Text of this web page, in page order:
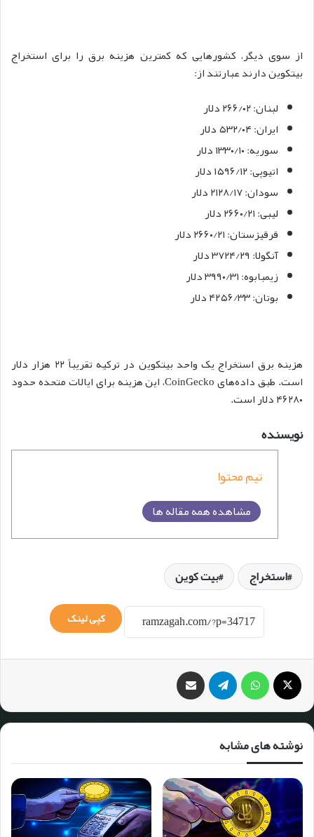
از سوی دیگر، کشورهایی که کمترین هزینه برق را برای استخراج
بیتکوین دارند عبارتند از:
لبنان: ۲۶۶/۰۲ دلار
ایران: ۵۳۲/۰۴ دلار
سوریه: ۱۳۳۰/۱۰ دلار
اتیوپی: ۱۵۹۶/۱۲ دلار
سودان: ۲۱۲۸/۱۷ دلار
لیبی: ۲۶۶۰/۲۱ دلار
قرقیزستان: ۲۶۶۰/۲۱ دلار
آنگولا: ۳۷۲۴/۲۹ دلار
زیمبابوه: ۳۹۹۰/۳۱ دلار
بوتان: ۴۲۵۶/۳۳ دلار
هزینه برق استخراج یک واحد بیتکوین در ترکیه تقریباً ۲۲ هزار دلار
است. طبق داده‌های CoinGecko، این هزینه برای ایالات متحده حدود
۴۶۲۸۰ دلار است.
نویسنده
تیم محتوا
مشاهده همه مقاله ها
استخراج بیت کوین
کپی لینک
نوشته های مشابه